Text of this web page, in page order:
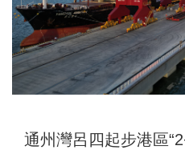
通州灣呂四起步港區